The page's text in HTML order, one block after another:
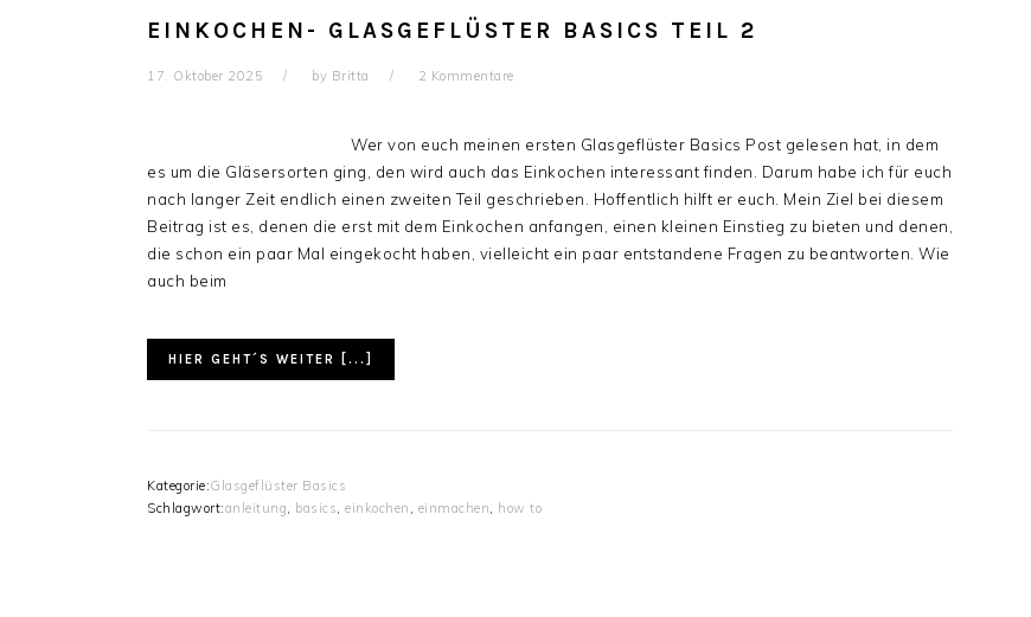
EINKOCHEN- GLASGEFLÜSTER BASICS TEIL 2
17. Oktober 2025 by Britta 2 Kommentare
Wer von euch meinen ersten Glasgeflüster Basics Post gelesen hat, in dem
es um die Gläsersorten ging, den wird auch das Einkochen interessant finden. Darum habe ich für euch
nach langer Zeit endlich einen zweiten Teil geschrieben. Hoffentlich hilft er euch. Mein Ziel bei diesem
Beitrag ist es, denen die erst mit dem Einkochen anfangen, einen kleinen Einstieg zu bieten und denen,
die schon ein paar Mal eingekocht haben, vielleicht ein paar entstandene Fragen zu beantworten. Wie
auch beim
HIER GEHT´S WEITER [...]
Kategorie:Glasgeflüster Basics
Schlagwort:anleitung, basics, einkochen , einmachen, how to